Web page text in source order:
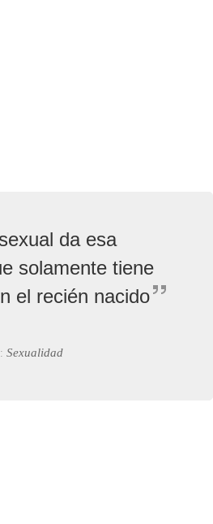
da esa
solamente tiene
el recién nacido
Sexualidad